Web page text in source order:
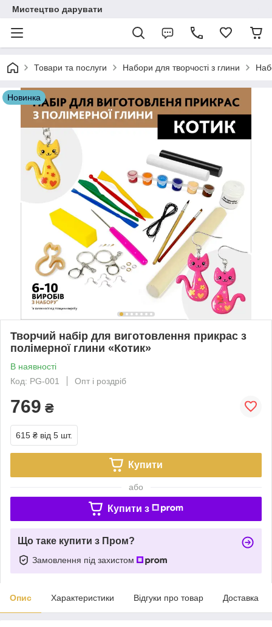
Мистецтво дарувати
Товари та послуги Набори для творчості з глини
Новинка
Творчий набір для виготовлення прикрас з
полімерної глини «Котик»
В наявності
Код: PG-001
Опт і роздріб
769 ₴
615 ₴ від 5 шт.
Купити
або
Купити з
Що таке купити з Пром?
Замовлення під захистом
Опис Характеристики Відгуки про товар Доставка